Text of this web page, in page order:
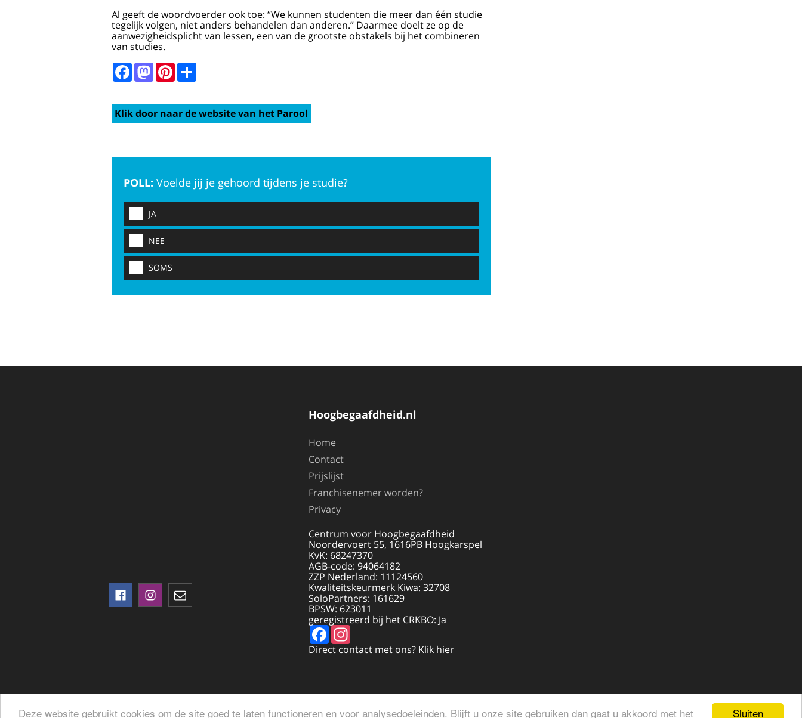
Sluiten
Deze website gebruikt cookies om de site goed te laten functioneren en voor analysedoeleinden. Blijft u onze site gebruiken dan gaat u akkoord met het
Al geeft de woordvoerder ook toe: “We kunnen studenten die meer dan één studie
tegelijk volgen, niet anders behandelen dan anderen.” Daarmee doelt ze op de
aanwezigheidsplicht van lessen, een van de grootste obstakels bij het combineren
van studies.
FacebookMastodon
Pinterest
Klik door naar de website van het Parool
POLL: Voelde jij je gehoord tijdens je studie?
JA
NEE
SOMS
Hoogbegaafdheid.nl
Home
Contact
Prijslijst
Franchisenemer worden?
Privacy
Centrum voor Hoogbegaafdheid
Noordervoert 55, 1616PB Hoogkarspel
KvK: 68247370
AGB-code: 94064182
ZZP Nederland: 11124560
Kwaliteitskeurmerk Kiwa: 32708
SoloPartners: 161629
BPSW: 623011
geregistreerd bij het CRKBO: Ja
FacebookInstagram
Direct contact met ons? Klik hier